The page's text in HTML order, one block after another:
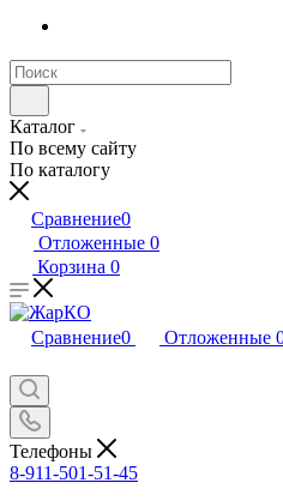
Каталог
По всему сайту
По каталогу
Сравнение0
Отложенные 0
Корзина 0
Сравнение0 Отложенные
Телефоны
8-911-501-51-45